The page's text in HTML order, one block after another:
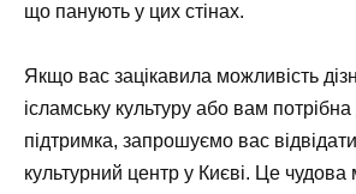
що панують у цих стінах.
Якщо вас зацікавила можливість
ісламську культуру або вам
підтримка, запрошуємо вас
культурний центр у Києві. Це чудова